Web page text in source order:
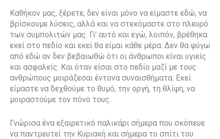
Καθήκον μας, ξέρετε, δεν είναι μόνο να είμαστε εδώ, να
βρίσκουμε λύσεις, αλλά και να στεκόμαστε στο πλευρό
των συμπολιτών μας. Γι’ αυτό και εγώ, λοιπόν, βρέθηκα
εκεί στο πεδίο και εκεί θα είμαι κάθε μέρα. Δεν θα φύγω
από εδώ αν δεν βεβαιωθώ ότι οι άνθρωποι είναι υγιείς
και ασφαλείς. Και όταν είσαι στο πεδίο μαζί με τους
ανθρώπους μοιράζεσαι έντονα συναισθήματα. Εκεί
είμαστε να δεχθούμε το θυμό, την οργή, τη θλίψη, να
μοιραστούμε τον πόνο τους.
Γνώρισα ένα εξαιρετικό παλικάρι σήμερα που σκόπευε
να παντρευτεί την Κυριακή και σήμερα το σπίτι του